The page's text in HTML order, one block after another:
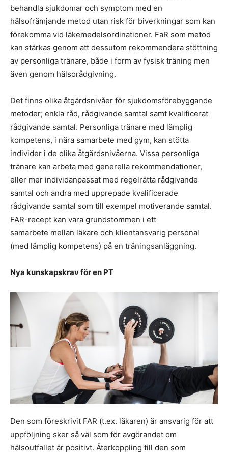
behandla sjukdomar och symptom med en
hälsofrämjande metod utan risk för biverkningar som kan
förekomma vid läkemedelsordinationer. FaR som metod
kan stärkas genom att dessutom rekommendera stöttning
av personliga tränare, både i form av fysisk träning men
även genom hälsorådgivning.
Det finns olika åtgärdsnivåer för sjukdomsförebyggande
metoder; enkla råd, rådgivande samtal samt kvalificerat
rådgivande samtal. Personliga tränare med lämplig
kompetens, i nära samarbete med gym, kan stötta
individer i de olika åtgärdsnivåerna. Vissa personliga
tränare kan arbeta med generella rekommendationer,
eller mer individanpassat med regelrätta rådgivande
samtal och andra med upprepade kvalificerade
rådgivande samtal som till exempel motiverande samtal.
FAR-recept kan vara grundstommen i ett
samarbete mellan läkare och klientansvarig personal
(med lämplig kompetens) på en träningsanläggning.
Nya kunskapskrav för en PT
Den som föreskrivit FAR (t.ex. läkaren) är ansvarig för att
uppföljning sker så väl som för avgörandet om
hälsoutfallet är positivt. Återkoppling till den som